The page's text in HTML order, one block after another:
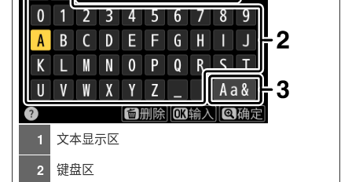
1
文本显示区
2
键盘区